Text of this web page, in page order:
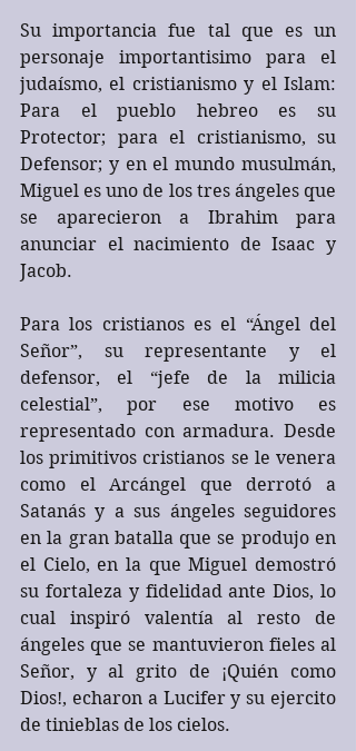
Su importancia fue tal que es un
personaje importantisimo para el
judaísmo, el cristianismo y el Islam:
Para el pueblo hebreo es su
Protector; para el cristianismo, su
Defensor; y en el mundo musulmán,
Miguel es uno de los tres ángeles que
se aparecieron a Ibrahim para
anunciar el nacimiento de Isaac y
Jacob.
Para los cristianos es el “Ángel del
Señor”, su representante y el
defensor, el “jefe de la milicia
celestial”, por ese motivo es
representado con armadura. Desde
los primitivos cristianos se le venera
como el Arcángel que derrotó a
Satanás y a sus ángeles seguidores
en la gran batalla que se produjo en
el Cielo, en la que Miguel demostró
su fortaleza y fidelidad ante Dios, lo
cual inspiró valentía al resto de
ángeles que se mantuvieron fieles al
Señor, y al grito de ¡Quién como
Dios!, echaron a Lucifer y su ejercito
de tinieblas de los cielos.